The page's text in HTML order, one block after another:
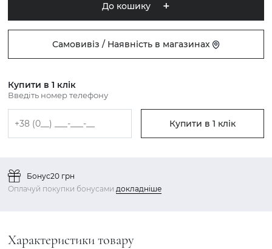
До кошику
Самовивіз / Наявність в магазинах
Купити в 1 клік
Введіть номер телефону
Купити в 1 клік
Бонус20 грн
Оплачуй покупки бонусами докладніше
Характеристики товару